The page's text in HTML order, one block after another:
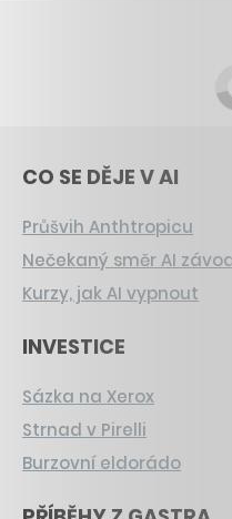
CO SE DĚJE V AI
Průšvih Anthtropicu
Nečekaný směr AI
Kurzy, jak AI vypnout
INVESTICE
Sázka na Xerox
Strnad v Pirelli
Burzovní eldorádo